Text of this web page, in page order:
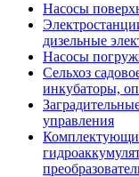
Насосы
дизельные
Насосы
Сельхоз
инкубаторы,
управления